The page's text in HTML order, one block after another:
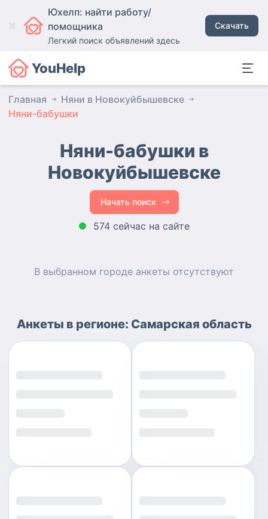
Юхелп: найти работу/
помощника
Легкий поиск объявлений здесь
Скачать
YouHelp
Главная
Няни в Новокуйбышевске
Няни-бабушки
Няни-бабушки в
Новокуйбышевске
Начать поиск
574 сейчас на сайте
В выбранном городе анкеты отсутствуют
Анкеты в регионе: Самарская область